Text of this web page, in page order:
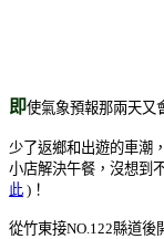
即使氣象預報那兩天又
少了返鄉和出遊的車潮
小店解決午餐，沒想到
此 )！
從竹東接NO.122縣道後